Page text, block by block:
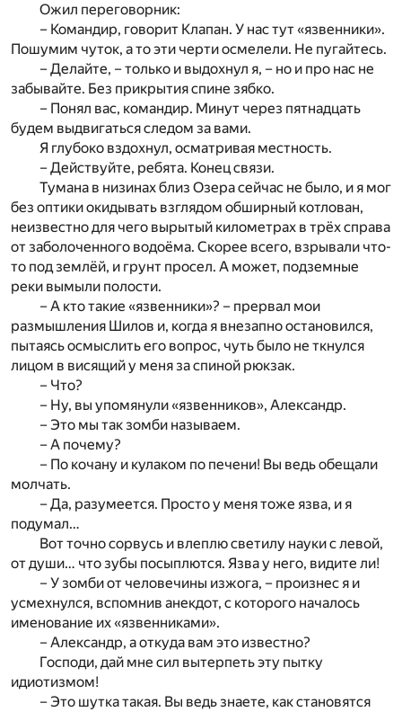
Ожил переговорник:
– Командир, говорит Клапан. У нас тут «язвенники».
Пошумим чуток, а то эти черти осмелели. Не пугайтесь.
– Делайте, – только и выдохнул я, – но и про нас не
забывайте. Без прикрытия спине зябко.
– Понял вас, командир. Минут через пятнадцать
будем выдвигаться следом за вами.
Я глубоко вздохнул, осматривая местность.
– Действуйте, ребята. Конец связи.
Тумана в низинах близ Озера сейчас не было, и я мог
без оптики окидывать взглядом обширный котлован,
неизвестно для чего вырытый километрах в трёх справа
от заболоченного водоёма. Скорее всего, взрывали что-
то под землёй, и грунт просел. А может, подземные
реки вымыли полости.
– А кто такие «язвенники»? – прервал мои
размышления Шилов и, когда я внезапно остановился,
пытаясь осмыслить его вопрос, чуть было не ткнулся
лицом в висящий у меня за спиной рюкзак.
– Что?
– Ну, вы упомянули «язвенников», Александр.
– Это мы так зомби называем.
– А почему?
– По кочану и кулаком по печени! Вы ведь обещали
молчать.
– Да, разумеется. Просто у меня тоже язва, и я
подумал…
Вот точно сорвусь и влеплю светилу науки с левой,
от души… что зубы посыплются. Язва у него, видите ли!
– У зомби от человечины изжога, – произнес я и
усмехнулся, вспомнив анекдот, с которого началось
именование их «язвенниками».
– Александр, а откуда вам это известно?
Господи, дай мне сил вытерпеть эту пытку
идиотизмом!
– Это шутка такая. Вы ведь знаете, как становятся